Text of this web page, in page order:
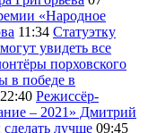
«Народное
11:34 Статуэтку
увидеть все
порховского
в победе в
22:40 Режиссёр-
– 2021» Дмитрий
лучше 09:45